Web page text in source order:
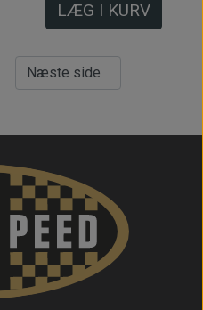
LÆG I KURV
Næste side